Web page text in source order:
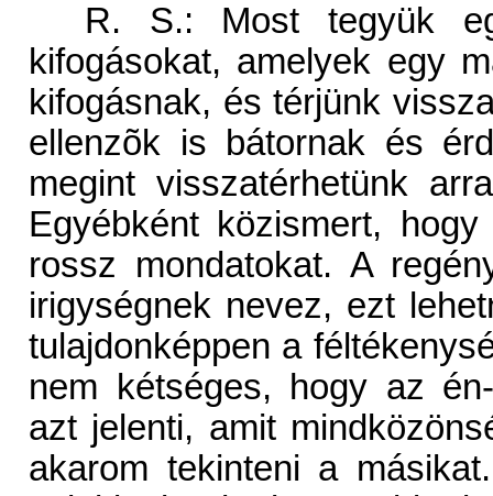
R. S.: Most tegyük
kifogásokat, amelyek egy
kifogásnak, és térjünk
ellenzõk is bátornak és
megint visszatérhetünk
Egyébként közismert,
rossz mondatokat. A
irigységnek nevez, ezt
tulajdonképpen a
nem kétséges, hogy az
azt jelenti, amit
akarom tekinteni a